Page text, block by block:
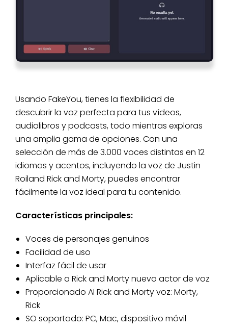
Usando FakeYou, tienes la flexibilidad de
descubrir la voz perfecta para tus vídeos,
audiolibros y podcasts, todo mientras exploras
una amplia gama de opciones. Con una
selección de más de 3.000 voces distintas en 12
idiomas y acentos, incluyendo la voz de Justin
Roiland Rick and Morty, puedes encontrar
fácilmente la voz ideal para tu contenido.
Características principales:
Voces de personajes genuinos
Facilidad de uso
Interfaz fácil de usar
Aplicable a Rick and Morty nuevo actor de voz
Proporcionado AI Rick and Morty voz: Morty,
Rick
SO soportado: PC, Mac, dispositivo móvil